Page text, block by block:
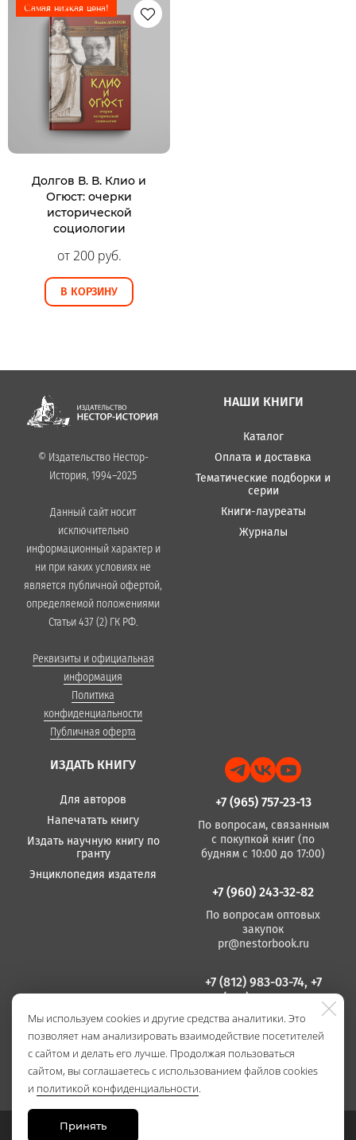
Самая низкая цена!
Долгов В. В. Клио и
Огюст: очерки
исторической
социологии
от 200 руб.
В КОРЗИНУ
© Издательство Нестор-
История, 1994–2025
Данный сайт носит
исключительно
информационный характер и
ни при каких условиях не
является публичной офертой,
определяемой положениями
Статьи 437 (2) ГК РФ.
Реквизиты и официальная
информация
Политика
конфиденциальности
Публичная оферта
НАШИ КНИГИ
Каталог
Оплата и доставка
Тематические подборки и
серии
Книги-лауреаты
Журналы
ИЗДАТЬ КНИГУ
Для авторов
Напечатать книгу
Издать научную книгу по
гранту
Энциклопедия издателя
+7 (965) 757-23-13
По вопросам, связанным
с покупкой книг (по
будням с 10:00 до 17:00)
+7 (960) 243-32-82
По вопросам оптовых
закупок
pr@nestorbook.ru
+7 (812) 983-03-74, +7
(812) 235 15 86
По вопросам издания
книг
(по будням с 10:00 до
17:00)
Мы используем cookies и другие средства аналитики. Это
позволяет нам анализировать взаимодействие посетителей
с сайтом и делать его лучше. Продолжая пользоваться
сайтом, вы соглашаетесь с использованием файлов cookies
и политикой конфиденциальности.
Принять